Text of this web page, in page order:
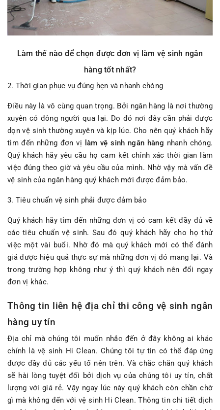
Làm thế nào để chọn được đơn vị làm vệ sinh ngân
hàng tốt nhất?
2. Thời gian phục vụ đúng hẹn và nhanh chóng
Điều này là vô cùng quan trọng. Bởi ngân hàng là nơi thường
xuyên có đông người qua lại. Do đó nơi đây cần phải được
dọn vệ sinh thường xuyên và kịp lúc. Cho nên quý khách hãy
tìm đến những đơn vị
làm vệ sinh ngân hàng nhanh chóng.
Quý khách hãy yêu cầu họ cam kết chính xác thời gian làm
việc đúng theo giờ và yêu cầu của mình. Nhờ vậy mà vấn đề
vệ sinh của ngân hàng quý khách mới được đảm bảo.
3. Tiêu chuẩn vệ sinh phải được đảm bảo
Quý khách hãy tìm đến những đơn vị có cam kết đầy đủ về
các tiêu chuẩn vệ sinh. Sau đó quý khách hãy cho họ thử
việc một vài buổi. Nhờ đó mà quý khách mới có thể đánh
giá được hiệu quả thực sự mà những đơn vị đó mang lại. Và
trong trường hợp không như ý thì quý khách nên đổi ngay
đơn vị khác.
Thông tin liên hệ địa chỉ thi công vệ sinh ngân
hàng uy tín
Địa chỉ mà chúng tôi muốn nhắc đến ở đây không ai khác
chính là vệ sinh Hi Clean. Chúng tôi tự tin có thể đáp ứng
được đầy đủ các yếu tố nên trên. Và chắc chắn quý khách
sẽ hài lòng tuyệt đối bởi dịch vụ của chúng tôi uy tín, chất
lượng với giá rẻ. Vậy ngay lúc này quý khách còn chần chờ
gì mà không đến với vệ sinh Hi Clean. Thông tin chi tiết dịch